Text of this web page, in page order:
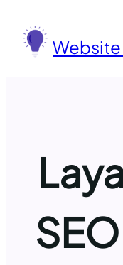
konten
Website